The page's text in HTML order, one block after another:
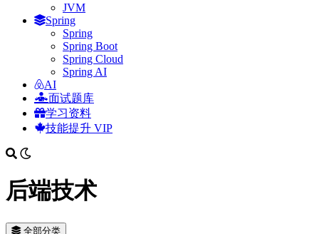
JVM
Spring
Spring
Spring Boot
Spring Cloud
Spring AI
AI
面试题库
学习资料
技能提升 VIP
后端技术
全部分类